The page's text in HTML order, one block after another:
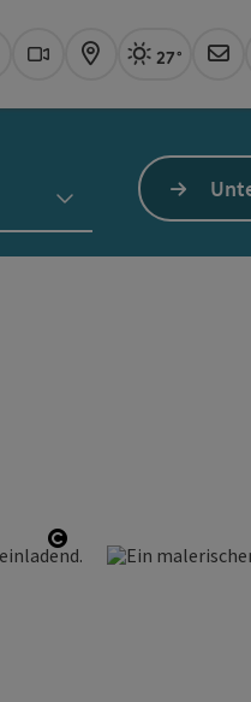
Webcams
Karte
27°
Copyright öffnen